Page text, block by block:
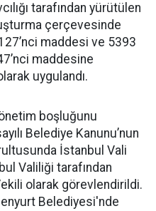
tarafından yürütülen
çerçevesinde
127’nci maddesi ve 5393
maddesine
uygulandı.
boşluğunu
Belediye Kanunu’nun
İstanbul Vali
Valiliği tarafından
olarak görevlendirildi.
Belediyesi'nde